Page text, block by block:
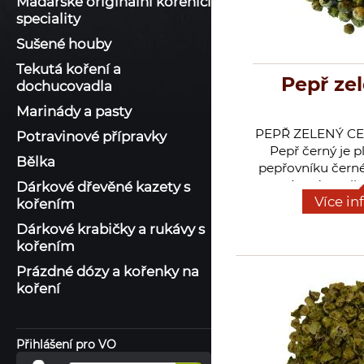
speciality
Sušené houby
Tekutá koření a
dochucovadla
Marinády a pasty
Potravinové přípravky
Bělka
Dárkové dřevěné kazety s
kořením
Dárkové krabičky a rukávy s
kořením
Prázdné dózy a kořenky na
koření
Přihlášení pro VO
Pepř
PEPŘ ZELENÝ
Pepř černý je
pepřovníku
popínavá
délky až 7m.
eliptické až
klasů. Zelený
nebo se
Dějiny obchodu
do doby
pepře bylo
Obchodnící
Více